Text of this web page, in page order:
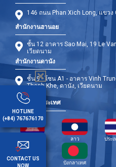
146 ถนน Phan Xich Long, แขว
สำนักงานฮานอย
ชั้น 12 อาคาร Sao Mai, 19 Le
เวียดนาม
สำนักงานดานัง
ชั้น 9 - โซน A1 - อาคาร Vinh
Thanh Khe, ดานัง, เวียดนาม
สาขาต่างประเทศ
ลาว ประ
ฟิลิปปินส์ บังกลาเทศ
HOTLINE
(+84) 767676170
CONTACT US
NOW